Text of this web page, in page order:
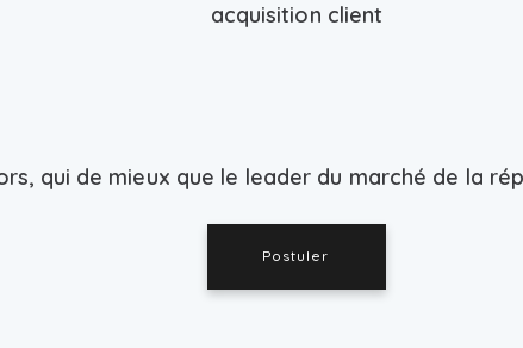
acquisition client
qui de mieux que le leader du marché de la
Postuler